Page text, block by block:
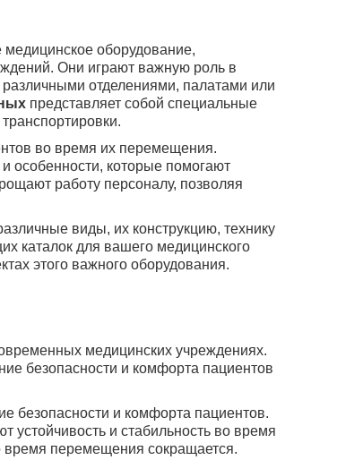
медицинское оборудование,
Они играют важную роль в
отделениями, палатами или
представляет собой специальные
во время их перемещения.
особенности, которые помогают
работу персоналу, позволяя
виды, их конструкцию, технику
каталок для вашего медицинского
этого важного оборудования.
медицинских учреждениях.
безопасности и комфорта пациентов
безопасности и комфорта пациентов.
и стабильность во время
время перемещения сокращается.